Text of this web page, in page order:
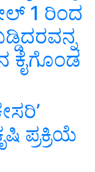
1 ರಿಂದ
ಕೈಗೊಂಡ
ಪ್ರಕ್ರಿಯೆ